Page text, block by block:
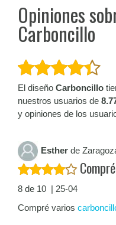
Opiniones
Carboncillo
El diseño Carboncillo
nuestros usuarios de
y opiniones de los
Esther de
8 de 10 | 25-04
Compré varios